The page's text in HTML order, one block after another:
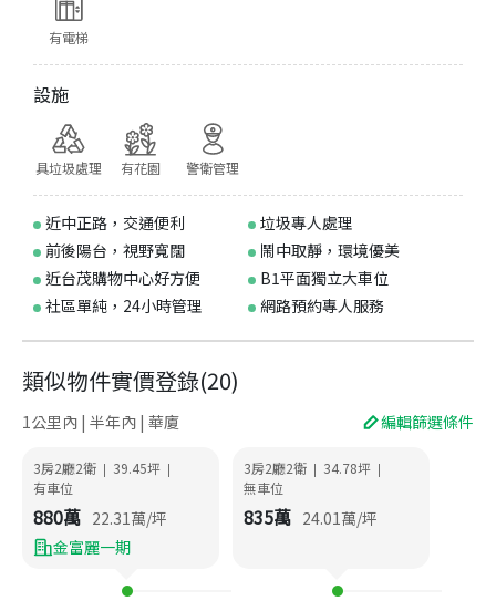
有電梯
設施
具垃圾處理 有花園 警衛管理
近中正路，交通便利
垃圾專人處理
前後陽台，視野寬闊
鬧中取靜，環境優美
近台茂購物中心好方便
B1平面獨立大車位
社區單純，24小時管理
網路預約專人服務
類似物件實價登錄(20)
1公里內 | 半年內 | 華廈 編輯篩選條件
3房2廳2衛 | 39.45坪 |
有車位
880萬 22.31萬/坪
金富麗一期
3房2廳2衛 | 34.78坪 |
無車位
835萬 24.01萬/坪